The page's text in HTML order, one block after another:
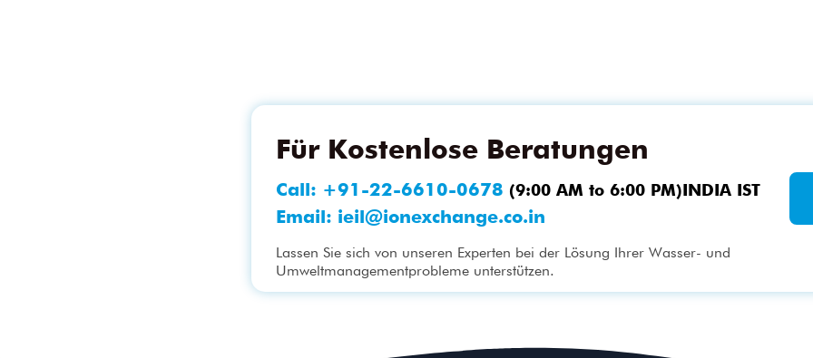
Für Kostenlose Beratungen
Call: +91-22-6610-0678 (9:00 AM to 6:00 PM)INDIA IST
Email: ieil@ionexchange.co.in
Lassen Sie sich von unseren Experten bei der Lösung Ihrer Wasser- und
Umweltmanagementprobleme unterstützen.